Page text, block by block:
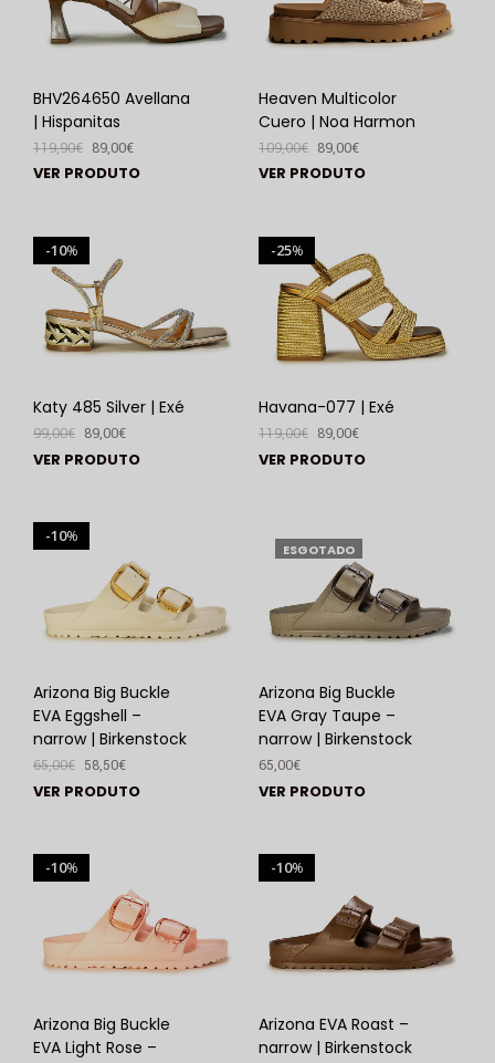
BHV264650 Avellana
| Hispanitas
119,90€ 89,00€
VER PRODUTO
Heaven Multicolor
Cuero | Noa Harmon
109,00€ 89,00€
VER PRODUTO
%
10
Katy 485 Silver | Exé
99,00€ 89,00€
VER PRODUTO
%
25
Havana-077 | Exé
119,00€ 89,00€
VER PRODUTO
%
10
Arizona Big Buckle
EVA Eggshell –
narrow | Birkenstock
65,00€ 58,50€
VER PRODUTO
ESGOTADO
Arizona Big Buckle
EVA Gray Taupe –
narrow | Birkenstock
65,00€
VER PRODUTO
%
10
Arizona Big Buckle
EVA Light Rose –
%
10
Arizona EVA Roast –
narrow | Birkenstock